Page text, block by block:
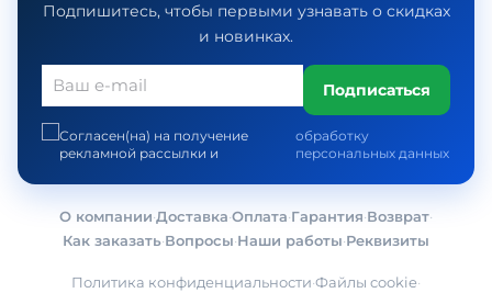
Подпишитесь, чтобы первыми узнавать о скидках
и новинках.
Подписаться
Согласен(на) на получение
рекламной рассылки и
обработку
персональных данных
О компании·Доставка·Оплата·Гарантия·Возврат·
Как заказать·Вопросы·Наши работы·Реквизиты
Политика конфиденциальности·Файлы cookie·